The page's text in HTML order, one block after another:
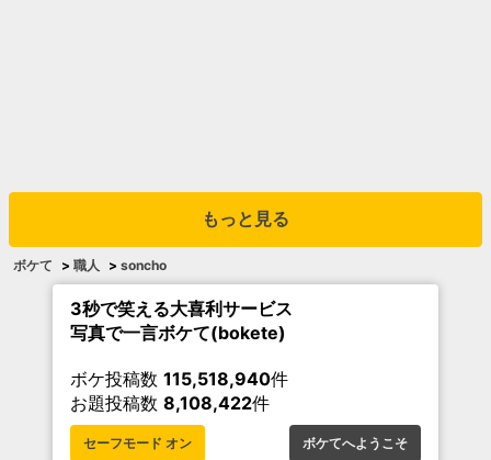
もっと見る
ボケて > 職人 > soncho
3秒で笑える大喜利サービス
写真で一言ボケて(bokete)
ボケ投稿数 115,518,940件
お題投稿数 8,108,422件
セーフモード オン ボケてへようこそ